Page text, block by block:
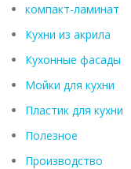
компакт-ламинат
Кухни из акрила
Кухонные фасады
Мойки для кухни
Пластик для кухни
Полезное
Производство